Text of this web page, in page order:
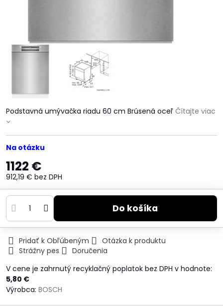
Podstavná umývačka riadu 60 cm Brúsená oceľ Čítajte viac
Na otázku
1122 €
912,19 € bez DPH
Do košíka
Pridať k Obľúbeným
Otázka k produktu
Strážny pes
Doručenia
V cene je zahrnutý recyklačný poplatok bez DPH v hodnote:
5,80 €
Výrobca: BOSCH